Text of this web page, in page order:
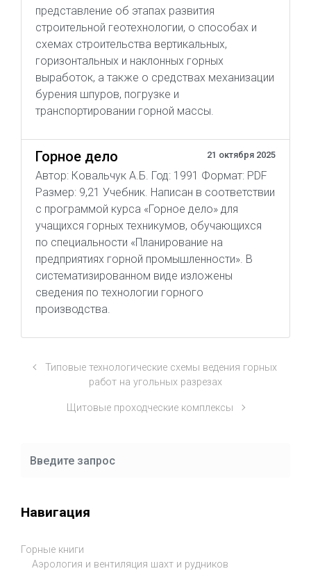
представление об этапах развития
строительной геотехнологии, о способах и
схемах строительства вертикальных,
горизонтальных и наклонных горных
выработок, а также о средствах механизации
бурения шпуров, погрузке и
транспортировании горной массы.
Горное дело 21 октября 2025
Автор: Ковальчук А.Б. Год: 1991 Формат: PDF
Размер: 9,21 Учебник. Написан в соответствии
с программой курса «Горное дело» для
учащихся горных техникумов, обучающихся
по специальности «Планирование на
предприятиях горной промышленности». В
систематизированном виде изложены
сведения по технологии горного
производства.
Типовые технологические схемы ведения горных
работ на угольных разрезах
Щитовые проходческие комплексы
Навигация
Горные книги
Аэрология и вентиляция шахт и рудников